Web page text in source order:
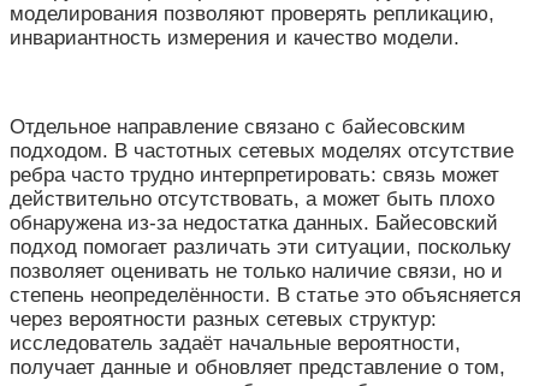
моделирования позволяют проверять репликацию,
инвариантность измерения и качество модели.
Отдельное направление связано с байесовским
подходом. В частотных сетевых моделях отсутствие
ребра часто трудно интерпретировать: связь может
действительно отсутствовать, а может быть плохо
обнаружена из-за недостатка данных. Байесовский
подход помогает различать эти ситуации, поскольку
позволяет оценивать не только наличие связи, но и
степень неопределённости. В статье это объясняется
через вероятности разных сетевых структур:
исследователь задаёт начальные вероятности,
получает данные и обновляет представление о том,